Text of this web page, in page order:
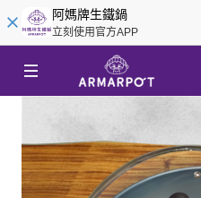
阿媽牌生鐵鍋
立刻使用官方APP